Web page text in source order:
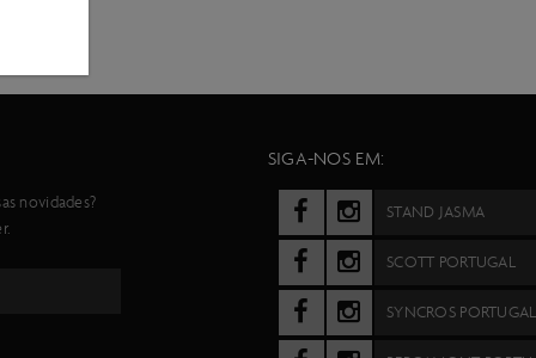
novidades?
SIGA-NOS EM:
STAND JASMA
SCOTT PORTUGAL
SYNCROS PORTUGAL